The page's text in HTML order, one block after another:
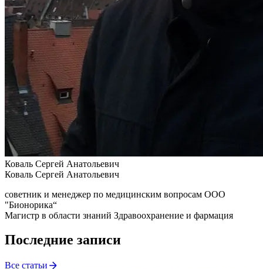
Коваль Сергей Анатольевич
Коваль Сергей Анатольевич
советник и менеджер по медицинским вопросам ООО
"Бионорика“
Магистр в области знаний Здравоохранение и фармация
Последние записи
Все статьи